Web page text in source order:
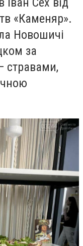
«Каменяр».
Новошичі
за
стравами,